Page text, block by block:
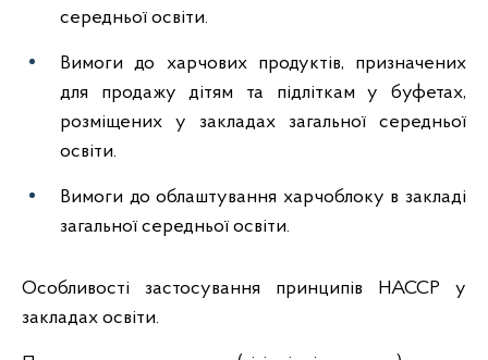
середньої освіти.
Вимоги до харчових продуктів, призначених
для продажу дітям та підліткам у буфетах,
розміщених у закладах загальної середньої
освіти.
Вимоги до облаштування харчоблоку в закладі
загальної середньої освіти.
Особливості застосування принципів НАССР у
закладах освіти.